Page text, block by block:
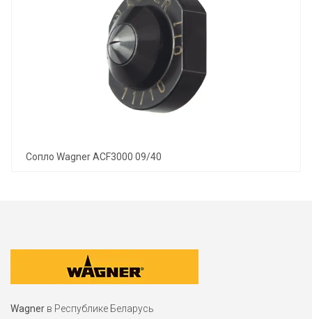
Сопло Wagner ACF3000 09/40
Wagner в Республике Беларусь